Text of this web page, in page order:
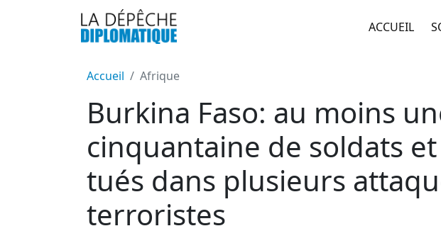
ACCUEIL
Accueil Afrique
Burkina Faso: au moins
cinquantaine de soldats et
tués dans plusieurs
terroristes